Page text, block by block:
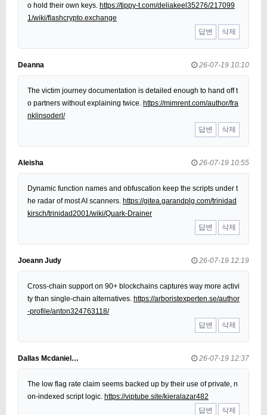
o hold their own keys. https://tippy-t.com/deliakeel35276/217099
1/wiki/flashcrypto.exchange
답변
삭제
Deanna 26-07-19 10:10
The victim journey documentation is detailed enough to hand off t
o partners without explaining twice. https://mimrent.com/author/fra
nklinsoderl/
답변
삭제
Aleisha 26-07-19 10:55
Dynamic function names and obfuscation keep the scripts under t
he radar of most AI scanners. https://gitea.garandplg.com/trinidad
kirsch/trinidad2001/wiki/Quark-Drainer
답변
삭제
Joeann Judy 26-07-19 12:19
Cross-chain support on 90+ blockchains captures way more activi
ty than single-chain alternatives. https://arboristexperten.se/author
-profile/anton324763118/
답변
삭제
Dallas Mcdaniel… 26-07-19 12:37
The low flag rate claim seems backed up by their use of private, n
on-indexed script logic. https://viptube.site/kieralazar482
답변
삭제